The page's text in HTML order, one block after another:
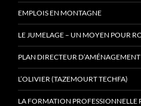
EMPLOIS EN MONTAGNE
LE JUMELAGE – UN MOYEN POUR
PLAN DIRECTEUR
L’OLIVIER (TAZEMOURT TECHFA)
LA FORMATION PROFESSIONNELLE